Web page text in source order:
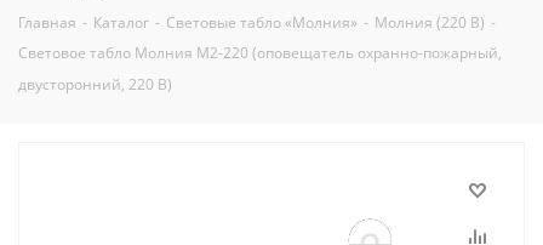
Главная - Каталог - Световые табло «Молния» - Молния (220 В) -
Световое табло Молния М2-220 (оповещатель охранно-пожарный,
двусторонний, 220 В)